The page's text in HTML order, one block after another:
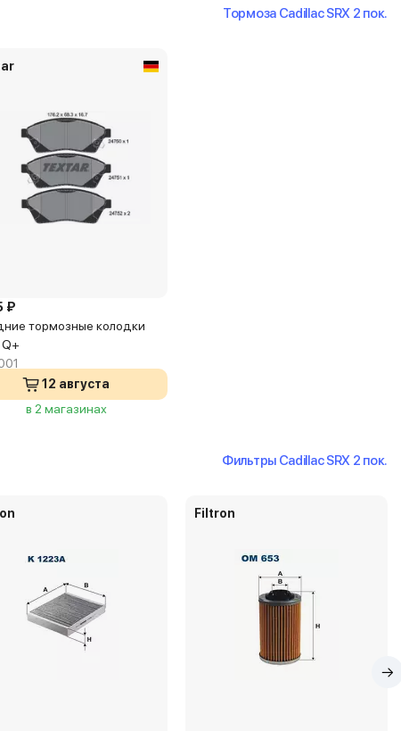
Тормоза Cadillac SRX 2 пок.
₽
тормозные колодки
Q+
12 августа
в 2 магазинах
Фильтры Cadillac SRX 2 пок.
Filtron